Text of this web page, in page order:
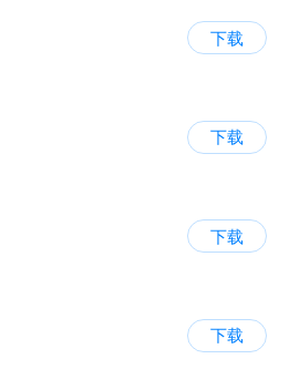
下载
下载
下载
下载